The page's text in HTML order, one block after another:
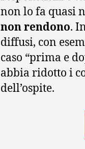
non lo fa quasi
non rendono.
diffusi, con
caso “prima e
abbia ridotto i
dell’ospite.